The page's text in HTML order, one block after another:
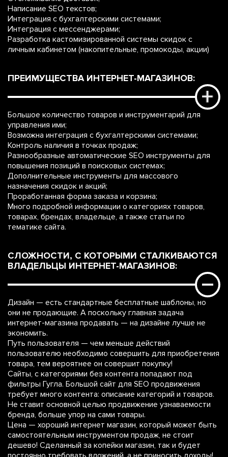
Написание SEO текстов;
Интеграция с бухгалтерскими системами;
Интеграция с мессенджерами;
Разработка кастомизированной системы скидок с
личным кабинетом (накопительные, промокоды, акции)
ПРЕИМУЩЕСТВА ИНТЕРНЕТ-МАГАЗИНОВ:
Большое количество товаров и инструментарий для
управления ими;
Возможна интеграция с бухгалтерскими системами;
Контроль наличия в точках продаж;
Разнообразные автоматические SEO инструменты для
повышения позиций в поисковых системах;
Дополнительные инструменты для массового
назначения скидок и акций;
Проработанная форма заказа и корзина;
Много подробной информации о категориях товаров,
товарах, брендах, владельце, а также статьи по
тематике сайта.
СЛОЖНОСТИ, С КОТОРЫМИ СТАЛКИВАЮТСЯ
ВЛАДЕЛЬЦЫ ИНТЕРНЕТ-МАГАЗИНОВ:
Дизайн — есть стандартные бесплатные шаблоны, но
они не продающие. А поскольку главная задача
интернет-магазина продавать — на дизайне лучше не
экономить.
Путь пользователя — чем меньше действий
пользователю необходимо совершить для приобретения
товара, тем вероятнее он совершит покупку!
Сайты, с категориями без контента попадают под
фильтры Гугла. Большой сайт для SEO продвижения
требует много контента: описание категорий и товаров.
Не ставит основной целью продвижение узнаваемости
бренда, больше упор на сами товары.
Цена — хороший интернет магазин, который может быть
самостоятельным инструментом продаж, не стоит
дешево! Сделанный за копейки магазин, так и будет